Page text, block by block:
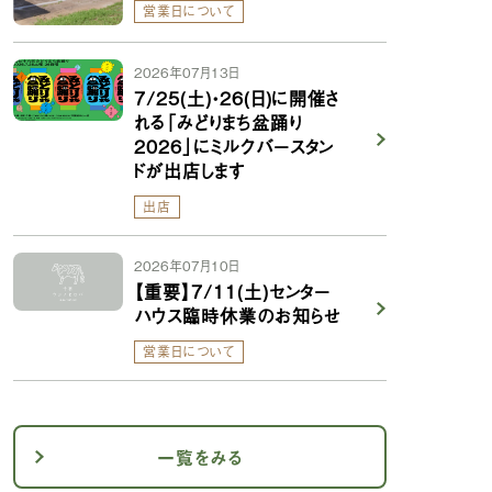
営業日について
2026年07月13日
7/25(土)・26(日)に開催さ
れる「みどりまち盆踊り
2026」にミルクバースタン
ドが出店します
出店
2026年07月10日
【重要】7/11(土)センター
ハウス臨時休業のお知らせ
営業日について
一覧をみる